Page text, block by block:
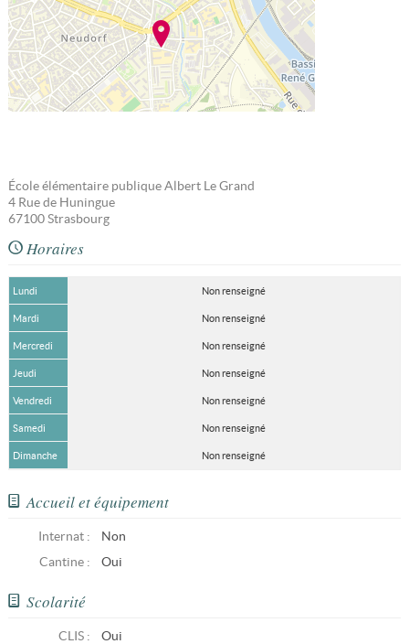
École élémentaire publique Albert Le Grand
4 Rue de Huningue
67100 Strasbourg
Horaires
Lundi Non renseigné
Mardi Non renseigné
Mercredi Non renseigné
Jeudi Non renseigné
Vendredi Non renseigné
Samedi Non renseigné
Dimanche Non renseigné
Accueil et équipement
Internat :
Non
Cantine :
Oui
Scolarité
CLIS: Oui